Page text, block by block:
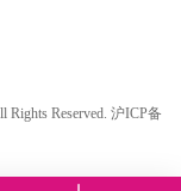
Reserved. 沪ICP备